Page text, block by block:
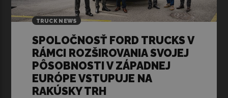
TRUCK NEWS
SPOLOČNOSŤ FORD TRUCKS V
RÁMCI ROZŠIROVANIA SVOJEJ
PÔSOBNOSTI V ZÁPADNEJ
EURÓPE VSTUPUJE NA
RAKÚSKY TRH